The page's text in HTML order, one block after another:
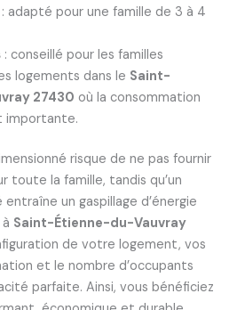
adapté pour une famille de 3 à 4
: conseillé pour les familles
logements dans le Saint-
27430 où la consommation
importante.
risque de ne pas fournir
toute la famille, tandis qu’un
un gaspillage d’énergie
Saint-Étienne-du-Vauvray
de votre logement, vos
et le nombre d’occupants
parfaite. Ainsi, vous bénéficiez